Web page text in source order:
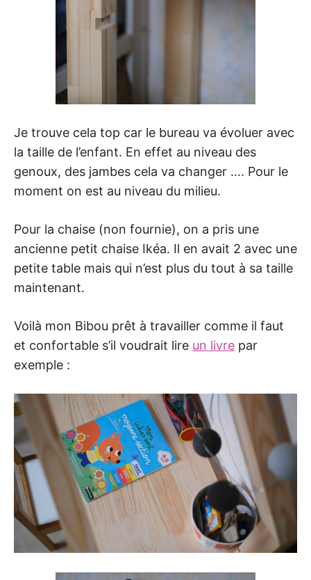
Je trouve cela top car le bureau va évoluer avec
la taille de l’enfant. En effet au niveau des
genoux, des jambes cela va changer …. Pour le
moment on est au niveau du milieu.
Pour la chaise (non fournie), on a pris une
ancienne petit chaise Ikéa. Il en avait 2 avec une
petite table mais qui n’est plus du tout à sa taille
maintenant.
Voilà mon Bibou prêt à travailler comme il faut
et confortable s’il voudrait lire un livre par
exemple :